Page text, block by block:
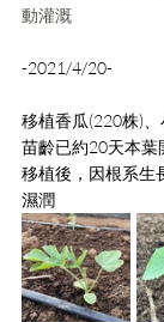
動灌溉
-2021/4/20-
移植香瓜(220株)、
苗齡已約20天本葉
移植後，因根系生
濕潤